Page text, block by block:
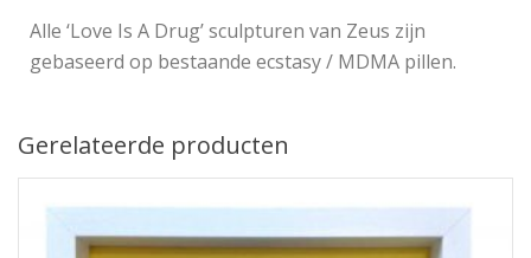
Alle ‘Love Is A Drug’ sculpturen van Zeus zijn
gebaseerd op bestaande ecstasy / MDMA pillen.
Gerelateerde producten